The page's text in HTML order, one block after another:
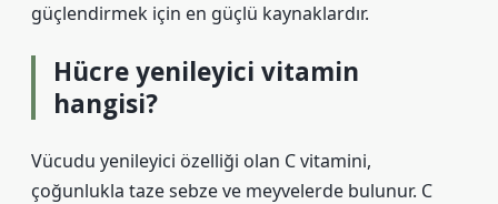
güçlendirmek için en güçlü kaynaklardır.
Hücre yenileyici vitamin
hangisi?
Vücudu yenileyici özelliği olan C vitamini,
çoğunlukla taze sebze ve meyvelerde bulunur. C